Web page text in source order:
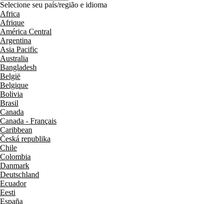
Selecione seu país/região e idioma
Africa
Afrique
América Central
Argentina
Asia Pacific
Australia
Bangladesh
België
Belgique
Bolivia
Brasil
Canada
Canada - Français
Caribbean
Česká republika
Chile
Colombia
Danmark
Deutschland
Ecuador
Eesti
España